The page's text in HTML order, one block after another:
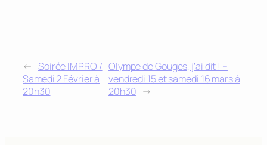
← Soirée IMPRO /
Samedi 2 Février à
20h30
Olympe de Gouges, j’ai dit ! –
vendredi 15 et samedi 16 mars à
20h30 →